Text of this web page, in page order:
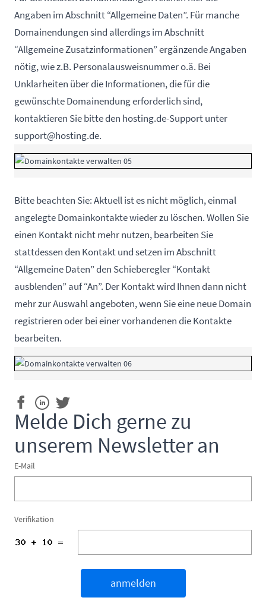
Angaben im Abschnitt “Allgemeine Daten”. Für manche
Domainendungen sind allerdings im Abschnitt
“Allgemeine Zusatzinformationen” ergänzende Angaben
nötig, wie z.B. Personalausweisnummer o.ä. Bei
Unklarheiten über die Informationen, die für die
gewünschte Domainendung erforderlich sind,
kontaktieren Sie bitte den hosting.de-Support unter
support@hosting.de.
Bitte beachten Sie: Aktuell ist es nicht möglich, einmal
angelegte Domainkontakte wieder zu löschen. Wollen Sie
einen Kontakt nicht mehr nutzen, bearbeiten Sie
stattdessen den Kontakt und setzen im Abschnitt
“Allgemeine Daten” den Schieberegler “Kontakt
ausblenden” auf “An”. Der Kontakt wird Ihnen dann nicht
mehr zur Auswahl angeboten, wenn Sie eine neue Domain
registrieren oder bei einer vorhandenen die Kontakte
bearbeiten.
Melde Dich gerne zu
unserem Newsletter an
E-Mail
Verifikation
anmelden